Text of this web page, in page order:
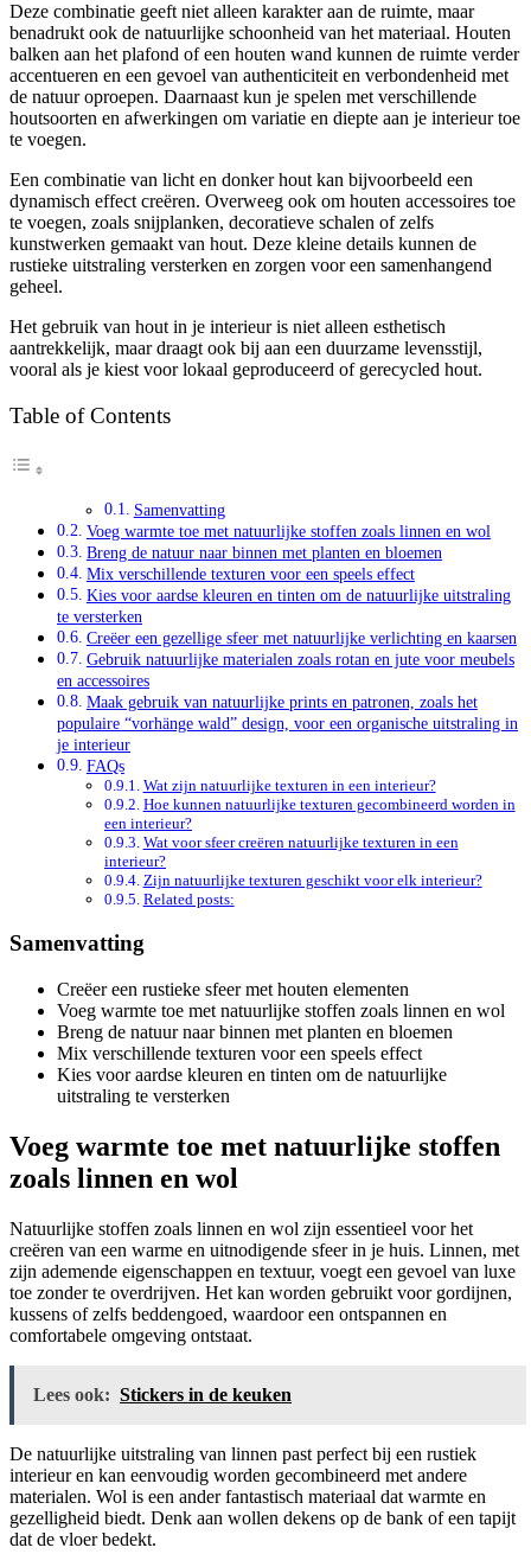
Deze combinatie geeft niet alleen karakter aan de ruimte, maar
benadrukt ook de natuurlijke schoonheid van het materiaal. Houten
balken aan het plafond of een houten wand kunnen de ruimte verder
accentueren en een gevoel van authenticiteit en verbondenheid met
de natuur oproepen. Daarnaast kun je spelen met verschillende
houtsoorten en afwerkingen om variatie en diepte aan je interieur toe
te voegen.
Een combinatie van licht en donker hout kan bijvoorbeeld een
dynamisch effect creëren. Overweeg ook om houten accessoires toe
te voegen, zoals snijplanken, decoratieve schalen of zelfs
kunstwerken gemaakt van hout. Deze kleine details kunnen de
rustieke uitstraling versterken en zorgen voor een samenhangend
geheel.
Het gebruik van hout in je interieur is niet alleen esthetisch
aantrekkelijk, maar draagt ook bij aan een duurzame levensstijl,
vooral als je kiest voor lokaal geproduceerd of gerecycled hout.
Table of Contents
Samenvatting
Voeg warmte toe met natuurlijke stoffen zoals linnen en wol
Breng de natuur naar binnen met planten en bloemen
Mix verschillende texturen voor een speels effect
Kies voor aardse kleuren en tinten om de natuurlijke uitstraling
te versterken
Creëer een gezellige sfeer met natuurlijke verlichting en kaarsen
Gebruik natuurlijke materialen zoals rotan en jute voor meubels
en accessoires
Maak gebruik van natuurlijke prints en patronen, zoals het
populaire “vorhänge wald” design, voor een organische uitstraling in
je interieur
FAQs
Wat zijn natuurlijke texturen in een interieur?
Hoe kunnen natuurlijke texturen gecombineerd worden in
een interieur?
Wat voor sfeer creëren natuurlijke texturen in een
interieur?
Zijn natuurlijke texturen geschikt voor elk interieur?
Related posts:
Samenvatting
Creëer een rustieke sfeer met houten elementen
Voeg warmte toe met natuurlijke stoffen zoals linnen en wol
Breng de natuur naar binnen met planten en bloemen
Mix verschillende texturen voor een speels effect
Kies voor aardse kleuren en tinten om de natuurlijke
uitstraling te versterken
Voeg warmte toe met natuurlijke stoffen
zoals linnen en wol
Natuurlijke stoffen zoals linnen en wol zijn essentieel voor het
creëren van een warme en uitnodigende sfeer in je huis. Linnen, met
zijn ademende eigenschappen en textuur, voegt een gevoel van luxe
toe zonder te overdrijven. Het kan worden gebruikt voor gordijnen,
kussens of zelfs beddengoed, waardoor een ontspannen en
comfortabele omgeving ontstaat.
Lees ook: Stickers in de keuken
De natuurlijke uitstraling van linnen past perfect bij een rustiek
interieur en kan eenvoudig worden gecombineerd met andere
materialen. Wol is een ander fantastisch materiaal dat warmte en
gezelligheid biedt. Denk aan wollen dekens op de bank of een tapijt
dat de vloer bedekt.